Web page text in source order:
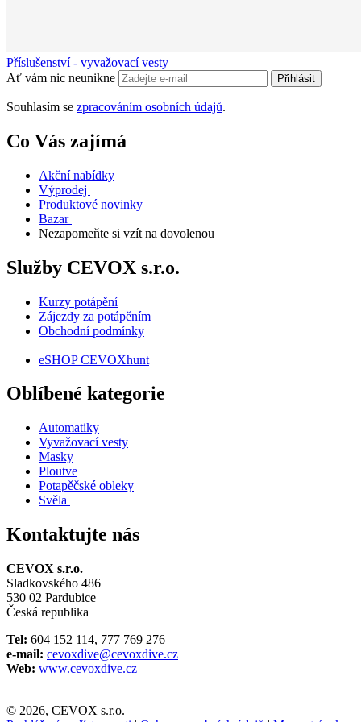
Příslušenství - vyvažovací vesty
Ať vám nic neunikne
Přihlásit
Souhlasím se zpracováním osobních údajů.
Co Vás zajímá
Akční nabídky
Výprodej
Produktové novinky
Bazar
Nezapomeňte si vzít na dovolenou
Služby CEVOX s.r.o.
Kurzy potápění
Zájezdy za potápěním
Obchodní podmínky
eSHOP CEVOXhunt
Oblíbené kategorie
Automatiky
Vyvažovací vesty
Masky
Ploutve
Potapěčské obleky
Svěla
Kontaktujte nás
CEVOX s.r.o.
Sladkovského 486
530 02 Pardubice
Česká republika
Tel: 604 152 114, 777 769 276
e-mail: cevoxdive@cevoxdive.cz
Web: www.cevoxdive.cz
© 2026, CEVOX s.r.o.